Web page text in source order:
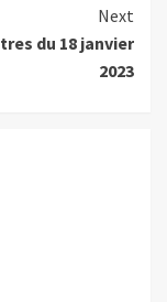
Next
du 18 janvier
2023